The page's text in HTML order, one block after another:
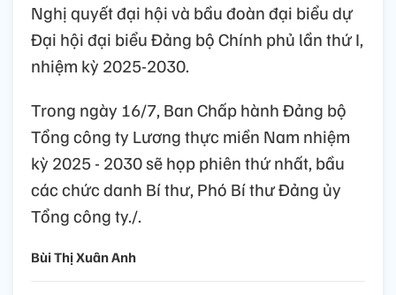
Nghị quyết đại hội và bầu đoàn đại biểu dự
Đại hội đại biểu Đảng bộ Chính phủ lần thứ I,
nhiệm kỳ 2025-2030.
Trong ngày 16/7, Ban Chấp hành Đảng bộ
Tổng công ty Lương thực miền Nam nhiệm
kỳ 2025 - 2030 sẽ họp phiên thứ nhất, bầu
các chức danh Bí thư, Phó Bí thư Đảng ủy
Tổng công ty./.
Bùi Thị Xuân Anh